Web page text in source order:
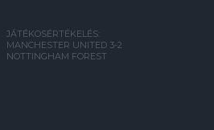
JÁTÉKOSÉRTÉKELÉS:
MANCHESTER UNITED 3-2
NOTTINGHAM FOREST